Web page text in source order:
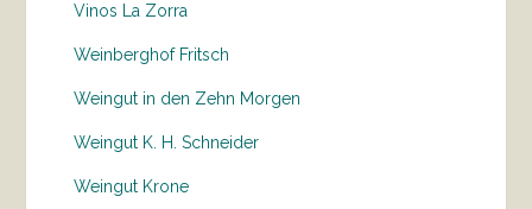
Vinos La Zorra
Weinberghof Fritsch
Weingut in den Zehn Morgen
Weingut K. H. Schneider
Weingut Krone